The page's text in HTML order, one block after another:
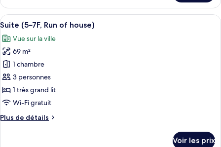
of
house)
le
type
de
chambre
Chambre
(8~13F,
Run
of
house)
Afficher
toutes
les
photos
pour
ce
type
de
chambre :
Suite
Une chambre d’hôtel avec un
3
Suite (5~7F, Run of house)
Vue sur la ville
69 m²
1 chambre
3 personnes
1 très grand lit
Wi-Fi gratuit
Plus de détails
Plus
Voir les prix